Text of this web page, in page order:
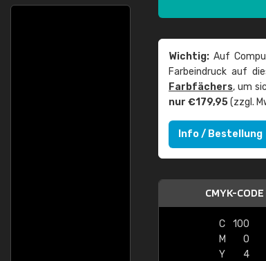
Wichtig: Auf
Farbeindruck auf
Farbfächers, um
nur €179,95(zzgl.
Info / Bestellung
CMYK-CODE
C
100
M
0
Y
4